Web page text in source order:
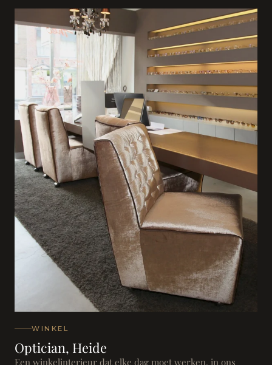
WINKEL
Optician, Heide
Een winkelinterieur dat elke dag moet werken, in ons